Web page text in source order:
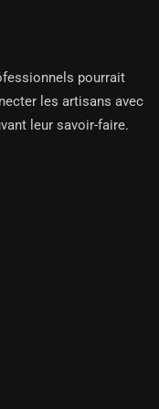
pourrait
les artisans avec
leur savoir-faire.